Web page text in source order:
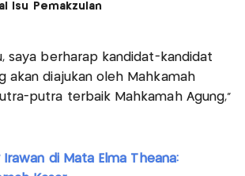
Isu Pemakzulan
saya berharap kandidat-kandidat
akan diajukan oleh Mahkamah
putra terbaik Mahkamah Agung,”
Irawan di Mata Elma Theana: